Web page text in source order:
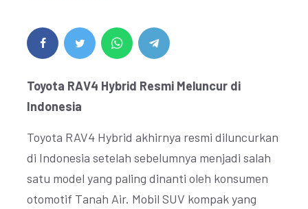
Toyota RAV4 Hybrid Resmi Meluncur di
Indonesia
Toyota RAV4 Hybrid akhirnya resmi diluncurkan
di Indonesia setelah sebelumnya menjadi salah
satu model yang paling dinanti oleh konsumen
otomotif Tanah Air. Mobil SUV kompak yang